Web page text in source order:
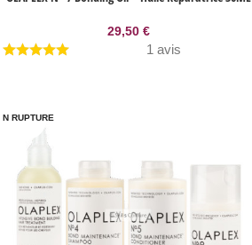
29,50 €
1 avis
EN RUPTURE